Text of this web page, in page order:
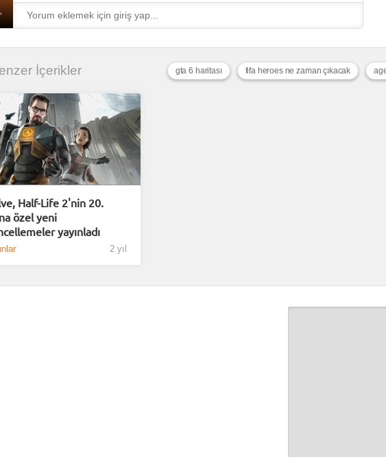
İçerikler fifa heroes ne zaman çıkacak
gta 6 haritası
Half-Life 2'nin 20.
özel yeni
yayınladı
2 yıl